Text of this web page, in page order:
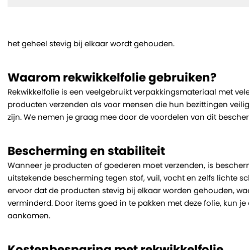
het geheel stevig bij elkaar wordt gehouden.
Waarom rekwikkelfolie gebruiken?
Rekwikkelfolie is een veelgebruikt verpakkingsmateriaal met
producten verzenden als voor mensen die hun bezittingen
zijn. We nemen je graag mee door de voordelen van dit
Bescherming en stabiliteit
Wanneer je producten of goederen moet verzenden, is
uitstekende bescherming tegen stof, vuil, vocht en zelfs lichte
ervoor dat de producten stevig bij elkaar worden gehouden,
verminderd. Door items goed in te pakken met deze folie, kun
aankomen.